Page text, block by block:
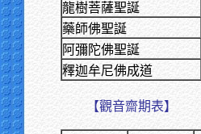
龍樹菩薩聖誕
藥師佛聖誕
阿彌陀佛聖誕
釋迦牟尼佛成道
【觀音齋期表】